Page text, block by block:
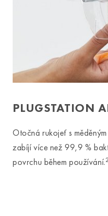
PLUGSTATION
Otočná rukojeť s
zabíjí více než 99,9 %
povrchu během používání.2